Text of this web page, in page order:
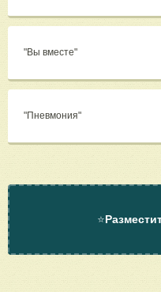
"Вы вместе"
"Пневмония"
⭐